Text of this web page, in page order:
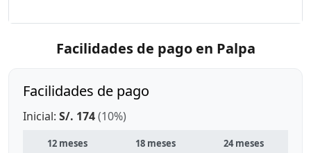
Facilidades de pago en Palpa
Facilidades de pago
Inicial: S/. 174(10%)
12 meses 18 meses 24 meses